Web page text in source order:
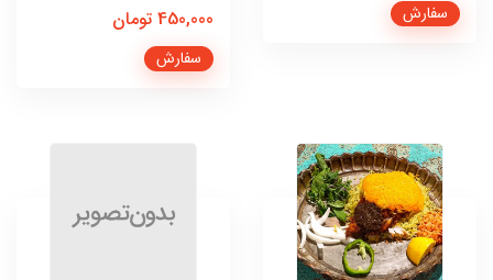
سفارش 450,000 تومان
سفارش